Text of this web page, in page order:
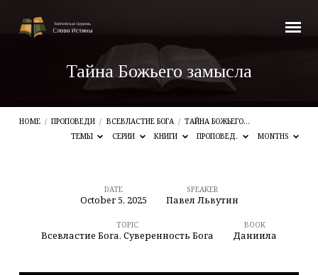
Тайна Божьего замысла
HOME / ПРОПОВЕДИ / ВСЕВЛАСТИЕ БОГА / ТАЙНА БОЖЬЕГО…
ТЕМЫ
СЕРИИ КНИГИ ПРОПОВЕД. MONTHS
Божьего
DATE
October 5, 2025
SPEAKER
Павел Львутин
TOPIC
Всевластие Бога, Суверенность Бога
BOOK
Даниила